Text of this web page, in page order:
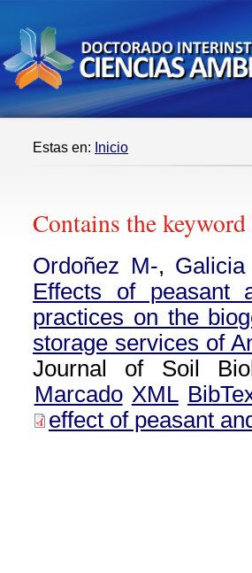
Estas en: Inicio
Contains the
Ordoñez M-,
Effects of peasant
practices on the
storage services of
Journal of Soil
Marcado XML
effect of peasant